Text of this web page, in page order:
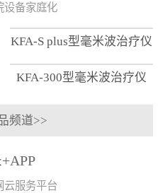
设备家庭化
KFA-S plus型毫米波治疗仪
KFA-300型毫米波治疗仪
频道>>
云服务平台